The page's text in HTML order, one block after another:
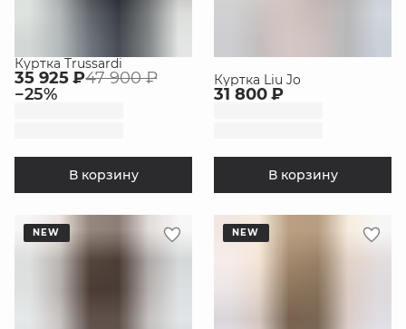
Куртка Trussardi
35 925 ₽47 900 ₽
−25%
В корзину
Куртка Liu Jo
31 800 ₽
В корзину
NEW NEW